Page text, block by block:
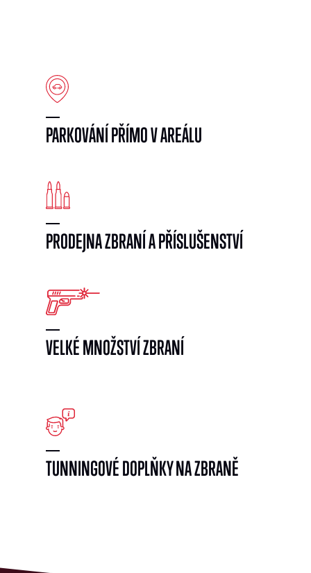
PARKOVÁNÍ PŘÍMO V AREÁLU
PRODEJNA ZBRANÍ A PŘÍSLUŠENSTVÍ
VELKÉ MNOŽSTVÍ ZBRANÍ
TUNNINGOVÉ DOPLŇKY NA ZBRANĚ